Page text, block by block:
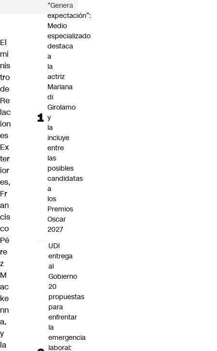
El
mi
nis
tro
de
Re
lac
ion
es
Ex
ter
ior
es,
Fr
an
cis
co
Pé
re
z
M
ac
ke
nn
a,
y
la
“Genera
expectación”:
Medio
especializado
destaca
a
la
actriz
Mariana
di
Girolamo
y
la
incluye
entre
las
posibles
candidatas
a
los
Premios
Oscar
2027
UDI
entrega
al
Gobierno
20
propuestas
para
enfrentar
la
emergencia
laboral: